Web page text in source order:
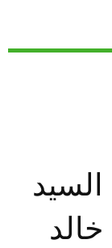
السيد
خالد